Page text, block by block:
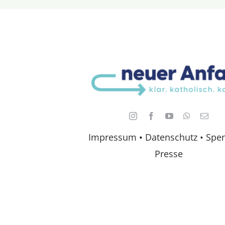
Impressum • Datenschutz •
Presse